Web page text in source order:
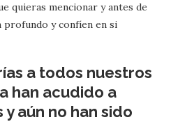
quieras mencionar y antes de
profundo y confíen en si
a todos nuestros
han acudido a
aún no han sido